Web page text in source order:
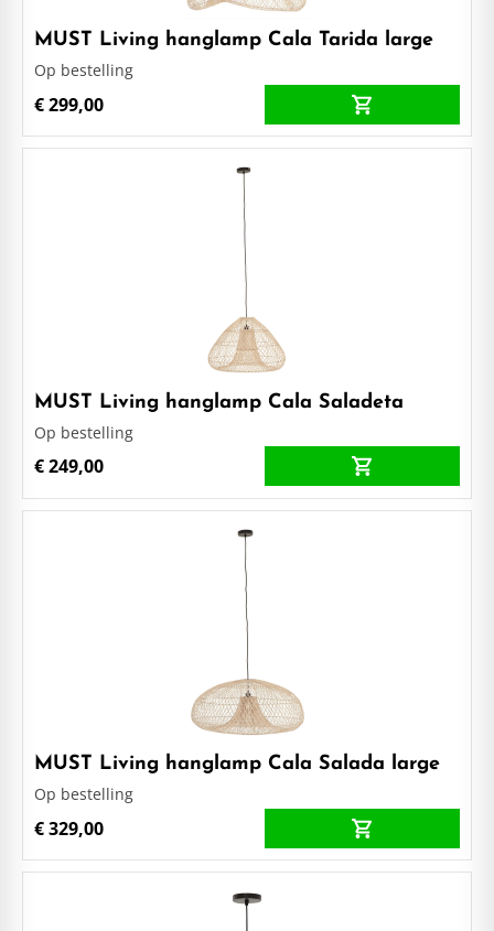
MUST Living hanglamp Cala Tarida large
Op bestelling
€ 299,00
MUST Living hanglamp Cala Saladeta
Op bestelling
€ 249,00
MUST Living hanglamp Cala Salada large
Op bestelling
€ 329,00